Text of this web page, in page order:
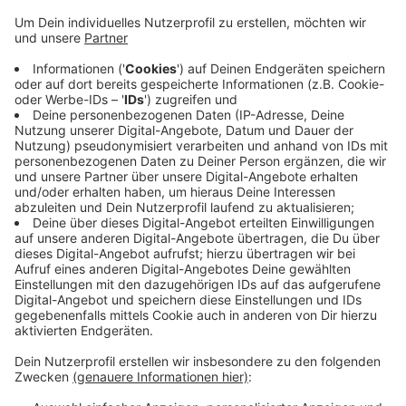
Anzeige
An der Bayernstraße beispielsweise hatte sich die
Heiligenhauser Feuerwehr Zutritt zu der Wohnung einer
hilfebedürftige Person verschafft, die dann ins
Krankenhaus gebracht werden konnte. Übers
Wochenende waren über 20 Einsatzkräfte der
Feuerwehr Heiligenhaus, des Rettungsdienstes der
Städte Ratingen und Heiligenhaus und der Stadt
Velbert, sowie die Polizei im Einsatz.
Anzeige